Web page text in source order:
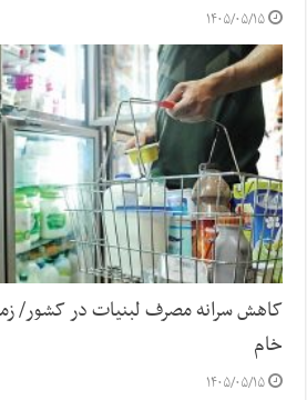
۱۴۰۵/۰۵/۱۵
کاهش سرانه مصرف لبنیات در کشور/
خام
۱۴۰۵/۰۵/۱۵